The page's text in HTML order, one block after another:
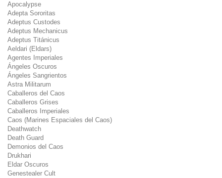
Apocalypse
Adepta Sororitas
Adeptus Custodes
Adeptus Mechanicus
Adeptus Titánicus
Aeldari (Eldars)
Agentes Imperiales
Ángeles Oscuros
Ángeles Sangrientos
Astra Militarum
Caballeros del Caos
Caballeros Grises
Caballeros Imperiales
Caos (Marines Espaciales del Caos)
Deathwatch
Death Guard
Demonios del Caos
Drukhari
Eldar Oscuros
Genestealer Cult